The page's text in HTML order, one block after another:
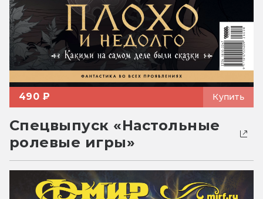
490 ₽ Купить
Спецвыпуск «Настольные
ролевые игры»